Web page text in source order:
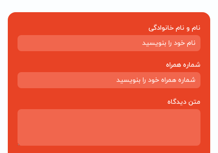
نام و نام خانوادگی
شماره همراه
متن دیدگاه